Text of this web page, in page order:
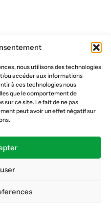
nous utilisons des technologies
ou accéder aux informations
à ces technologies nous
que le comportement de
sur ce site. Le fait de ne pas
peut avoir un effet négatif sur